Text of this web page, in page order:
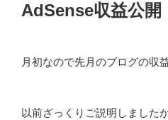
AdSense収益公開
月初なので先月のブログの収
以前ざっくりご説明しました